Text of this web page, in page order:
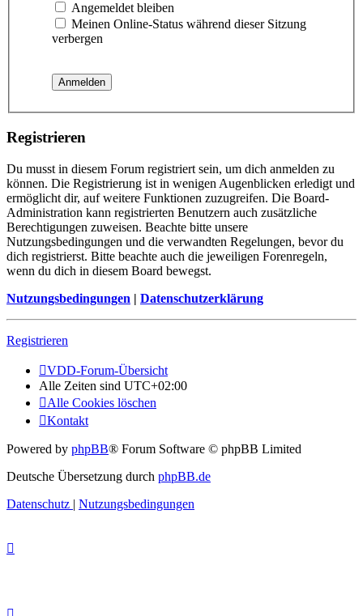
Angemeldet bleiben
Meinen Online-Status während dieser Sitzung
verbergen
Registrieren
Du musst in diesem Forum registriert sein, um dich anmelden zu
können. Die Registrierung ist in wenigen Augenblicken erledigt und
ermöglicht dir, auf weitere Funktionen zuzugreifen. Die Board-
Administration kann registrierten Benutzern auch zusätzliche
Berechtigungen zuweisen. Beachte bitte unsere
Nutzungsbedingungen und die verwandten Regelungen, bevor du
dich registrierst. Bitte beachte auch die jeweiligen Forenregeln,
wenn du dich in diesem Board bewegst.
Nutzungsbedingungen | Datenschutzerklärung
Registrieren
VDD-Forum-Übersicht
Alle Zeiten sind UTC+02:00
Alle Cookies löschen
Kontakt
Powered by phpBB® Forum Software © phpBB Limited
Deutsche Übersetzung durch phpBB.de
Datenschutz | Nutzungsbedingungen